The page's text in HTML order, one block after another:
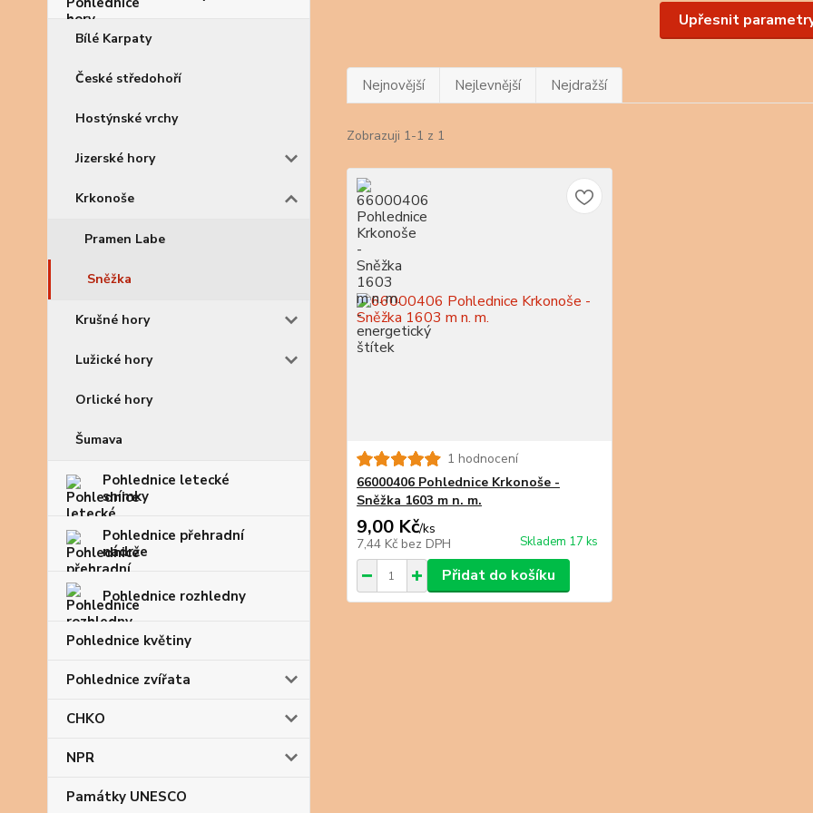
Bílé Karpaty
České středohoří
Hostýnské vrchy
Jizerské hory
Krkonoše
Pramen Labe
Sněžka
Krušné hory
Lužické hory
Orlické hory
Šumava
Pohlednice letecké
snímky
Pohlednice přehradní
nádrže
Pohlednice rozhledny
Pohlednice květiny
Pohlednice zvířata
CHKO
NPR
Památky UNESCO
Upřesnit
Nejnovější Nejlevnější Nejdražší
Zobrazuji 1-1 z 1
1 hodnocení
66000406 Pohlednice Krkonoše -
Sněžka 1603 m n. m.
9,00 Kč/ks
7,44 Kč bez DPH Skladem 17 ks
Přidat do košíku